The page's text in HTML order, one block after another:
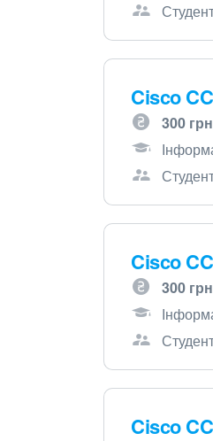
Cisco
300
Cisco
300
Cisco